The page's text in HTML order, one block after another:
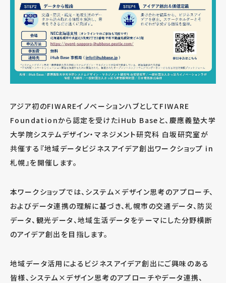
アジア初のFIWAREイノベーションハブとしてFIWARE
Foundationから認定を受けたiHub Baseと、慶應義塾大学
大学院システムデザイン・マネジメント研究科 白坂研究室が
共催する『地域データビジネスアイデア創出ワークショップ in
札幌』を開催します。
本ワークショップでは、システム×デザイン思考のアプローチ、
およびデータ連携の理解に基づき、札幌市の交通データ、防災
データ、観光データ、地域生活データをテーマにした分野横断
のアイデア創出を目指します。
地域データ活用によるビジネスアイデア創出にご興味のある
皆様、システム×デザイン思考のアプローチやデータ連携、